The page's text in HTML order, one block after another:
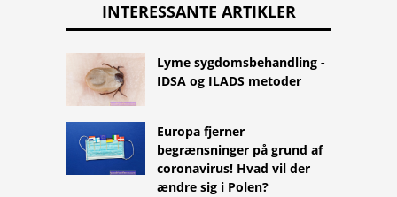
INTERESSANTE ARTIKLER
Lyme sygdomsbehandling -
IDSA og ILADS metoder
Europa fjerner
begrænsninger på grund af
coronavirus! Hvad vil der
ændre sig i Polen?